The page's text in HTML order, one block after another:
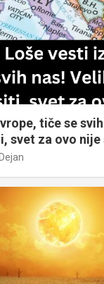
tiče se
svet za ovo nije
Dejan